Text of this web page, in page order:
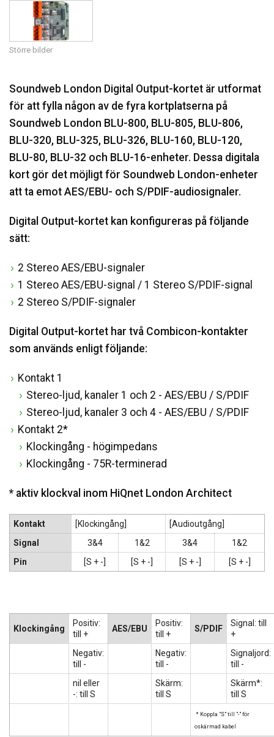
Större bilder
Soundweb London Digital Output-kortet är utformat
för att fylla någon av de fyra kortplatserna på
Soundweb London BLU-800, BLU-805, BLU-806,
BLU-320, BLU-325, BLU-326, BLU-160, BLU-120,
BLU-80, BLU-32 och BLU-16-enheter. Dessa digitala
kort gör det möjligt för Soundweb London-enheter
att ta emot AES/EBU- och S/PDIF-audiosignaler.
Digital Output-kortet kan konfigureras på följande
sätt:
2 Stereo AES/EBU-signaler
1 Stereo AES/EBU-signal / 1 Stereo S/PDIF-signal
2 Stereo S/PDIF-signaler
Digital Output-kortet har två Combicon-kontakter
som används enligt följande:
Kontakt 1
Stereo-ljud, kanaler 1 och 2 - AES/EBU / S/PDIF
Stereo-ljud, kanaler 3 och 4 - AES/EBU / S/PDIF
Kontakt 2*
Klockingång - högimpedans
Klockingång - 75R-terminerad
* aktiv klockval inom HiQnet London Architect
Kontakt [Klockingång]
[Audioutgång]
Signal
3&4 1&2 3&4
1&2
Pin
[S + -] [S + -] [S + -] [S + -]
Klockingång
Positiv:
till +
AES/EBU
Positiv:
till +
S/PDIF
Signal: till
+
Negativ:
till -
Negativ:
till -
Signaljord:
till -
nil eller
-: till S
Skärm:
till S
Skärm*:
till S
* Koppla "S" till "-" för
oskärmad kabel